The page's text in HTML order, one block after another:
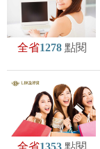
全省1278 點閱
全省1353 點閱